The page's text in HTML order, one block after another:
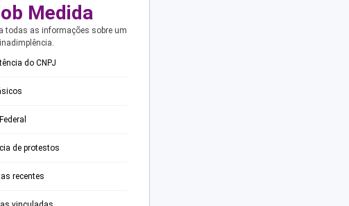
Medida
todas as informações sobre um
do CNPJ
de protestos
recentes